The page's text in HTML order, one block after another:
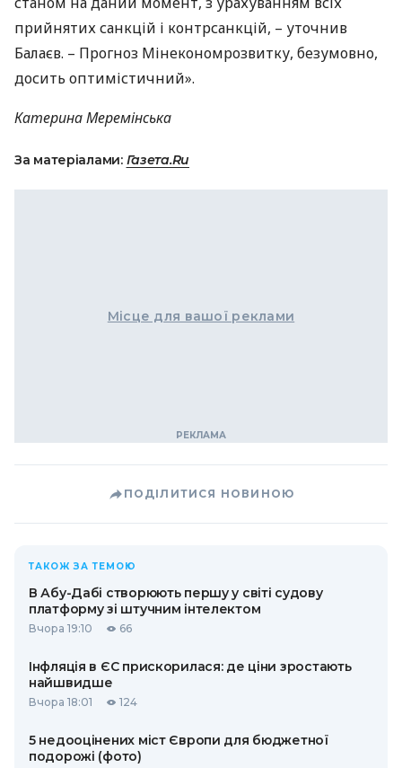
прийнятих санкцій і контрсанкцій, – уточнив
Балаєв. – Прогноз Мінекономрозвитку, безумовно,
досить оптимістичний».
Катерина Меремінська
За матеріалами: Газета.Ru
Місце для вашої реклами
ПОДІЛИТИСЯ НОВИНОЮ
ТАКОЖ ЗА ТЕМОЮ
В Абу-Дабі створюють першу у світі судову
платформу зі штучним інтелектом
Вчора 19:10 66
Інфляція в ЄС прискорилася: де ціни зростають
найшвидше
Вчора 18:01 124
5 недооцінених міст Європи для бюджетної
подорожі (фото)